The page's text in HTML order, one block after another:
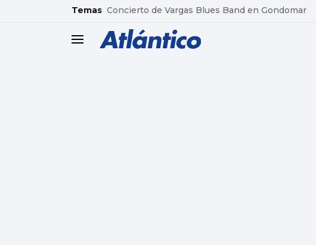
common.go-to-content
Temas Concierto de Vargas Blues Band en Gondomar
header.menu.open